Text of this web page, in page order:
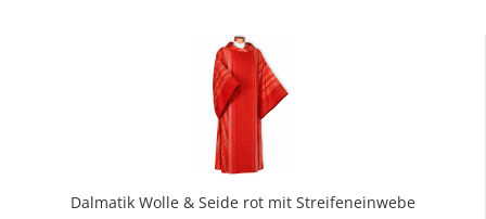
Dalmatik Wolle & Seide rot mit Streifeneinwebe